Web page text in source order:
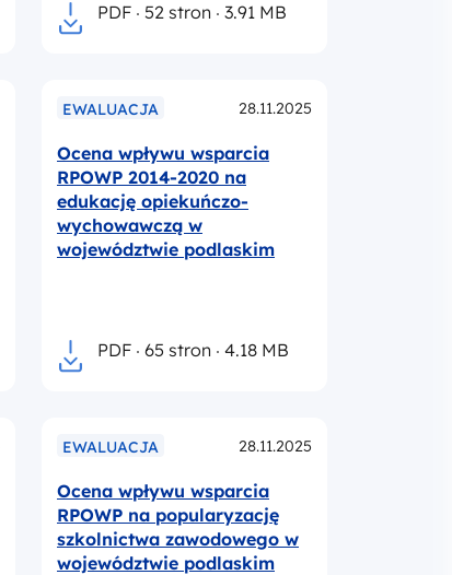
PDF 52 stron 3.91 MB
EWALUACJA 28.11.2025
Ocena wpływu wsparcia
RPOWP 2014-2020 na
edukację opiekuńczo-
wychowawczą w
województwie podlaskim
PDF 65 stron 4.18 MB
EWALUACJA 28.11.2025
Ocena wpływu wsparcia
RPOWP na popularyzację
szkolnictwa zawodowego w
województwie podlaskim